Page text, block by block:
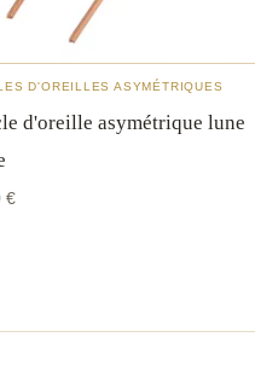
D'OREILLES ASYMÉTRIQUES
d'oreille asymétrique lune
€